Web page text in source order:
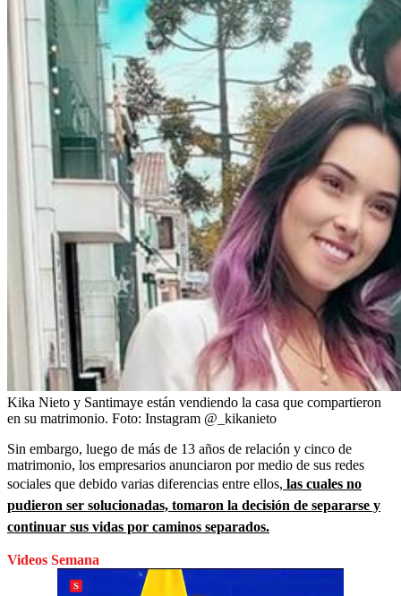
Kika Nieto y Santimaye están vendiendo la casa que compartieron
en su matrimonio. Foto: Instagram @_kikanieto
Sin embargo, luego de más de 13 años de relación y cinco de
matrimonio, los empresarios anunciaron por medio de sus redes
sociales que debido varias diferencias entre ellos, las cuales no
pudieron ser solucionadas, tomaron la decisión de separarse y
continuar sus vidas por caminos separados.
Videos Semana